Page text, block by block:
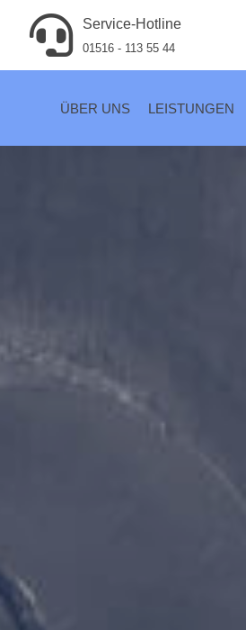
Service-Hotline
01516 - 113 55 44
ÜBER UNS LEISTUNGEN